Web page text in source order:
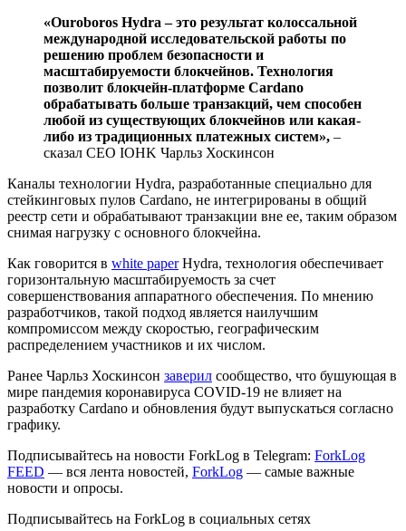
«Ouroboros Hydra – это результат колоссальной
международной исследовательской работы по
решению проблем безопасности и
масштабируемости блокчейнов. Технология
позволит блокчейн-платформе Cardano
обрабатывать больше транзакций, чем способен
любой из существующих блокчейнов или какая-
либо из традиционных платежных систем», –
сказал CEO IOHK Чарльз Хоскинсон
Каналы технологии Hydra, разработанные специально для
стейкинговых пулов Cardano, не интегрированы в общий
реестр сети и обрабатывают транзакции вне ее, таким образом
снимая нагрузку с основного блокчейна.
Как говорится в white paperHydra, технология обеспечивает
горизонтальную масштабируемость за счет
совершенствования аппаратного обеспечения. По мнению
разработчиков, такой подход является наилучшим
компромиссом между скоростью, географическим
распределением участников и их числом.
Ранее Чарльз Хоскинсон заверил сообщество, что бушующая в
мире пандемия коронавируса COVID-19 не влияет на
разработку Cardano и обновления будут выпускаться согласно
графику.
Подписывайтесь на новости ForkLog в Telegram: ForkLog
FEED — вся лента новостей, ForkLog — самые важные
новости и опросы.
Подписывайтесь на ForkLog в социальных сетях